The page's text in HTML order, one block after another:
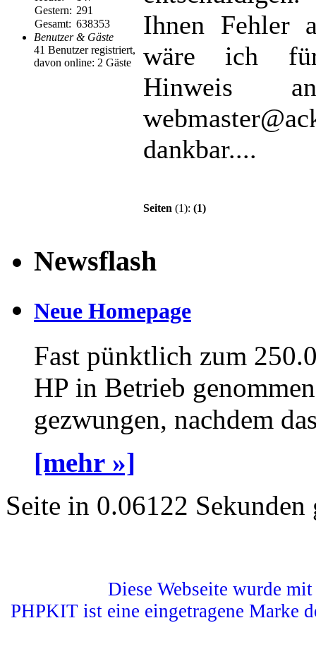
Gestern: 291
Gesamt: 638353
Benutzer & Gäste
41 Benutzer registriert,
davon online: 2 Gäste
Ihnen Fehler
wäre ich
Hinweis
dankbar....
Seiten (1): (1)
Newsflash
Neue Homepage
Fast pünktlich zum
HP in Betrieb
gezwungen, nachdem
[mehr »]
Seite in 0.06122 Sekunden
Diese Webseite wurde
PHPKIT ist eine eingetragene Marke